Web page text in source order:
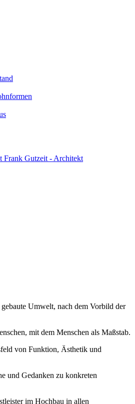
Frank Gutzeit - Architekt
Umwelt, nach dem Vorbild der
mit dem Menschen als Maßstab.
von Funktion, Ästhetik und
und Gedanken zu konkreten
im Hochbau in allen